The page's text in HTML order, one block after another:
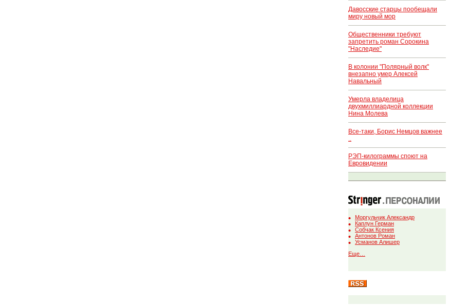
Давосские старцы пообещали
миру новый мор
Общественники требуют
запретить роман Сорокина
"Наследие"
В колонии "Полярный волк"
внезапно умер Алексей
Навальный
Умерла владелица
двухмиллиардной коллекции
Нина Молева
Все-таки, Борис Немцов важнее
РЭП-килограммы споют на
Евровидении
Моргульчик Александр
Каплун Герман
Собчак Ксения
Антонов Роман
Усманов Алишер
Еще…